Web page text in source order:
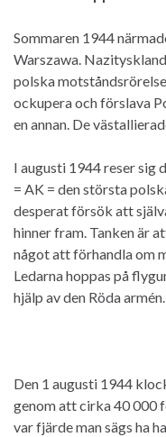
Sommaren 1944
Warszawa.
polska
ockupera och förslava
en annan. De
I augusti 1944 reser sig
= AK = den största
desperat försök att
hinner fram. Tanken är
något att förhandla om
Ledarna hoppas på
hjälp av den Röda armén.
Den 1 augusti 1944
genom att cirka 40 000
var fjärde man sägs ha